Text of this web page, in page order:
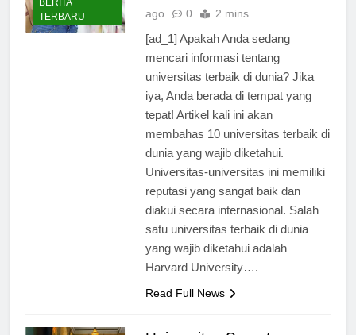
BERITA
TERBARU
Universitas
2 tahun
[ad_1] Apakah Anda sedang
mencari informasi tentang
universitas terbaik di dunia? Jika
iya, Anda berada di tempat yang
tepat! Artikel kali ini akan
membahas 10 universitas terbaik di
dunia yang wajib diketahui.
Universitas-universitas ini memiliki
reputasi yang sangat baik dan
diakui secara internasional. Salah
satu universitas terbaik di dunia
yang wajib diketahui adalah